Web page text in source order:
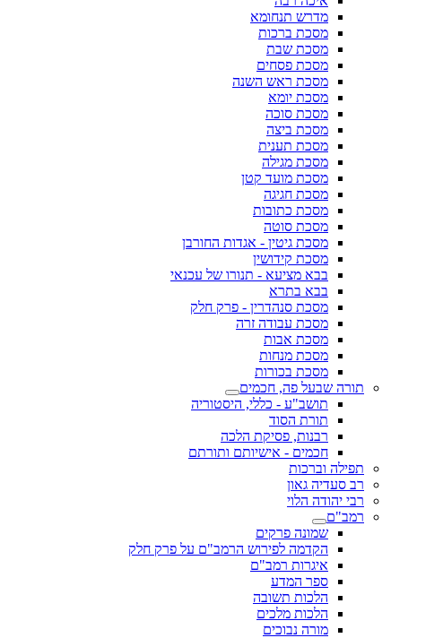
מדרש תנחומא
מסכת ברכות
מסכת שבת
מסכת פסחים
מסכת ראש השנה
מסכת יומא
מסכת סוכה
מסכת ביצה
מסכת תענית
מסכת מגילה
מסכת מועד קטן
מסכת חגיגה
מסכת כתובות
מסכת סוטה
מסכת גיטין - אגדות החורבן
מסכת קידושין
בבא מציעא - תנורו של עכנאי
בבא בתרא
מסכת סנהדרין - פרק חלק
מסכת עבודה זרה
מסכת אבות
מסכת מנחות
מסכת בכורות
תורה שבעל פה, חכמים
תושב"ע - כללי, היסטוריה
תורת הסוד
רבנות, פסיקת הלכה
חכמים - אישיותם ותורתם
תפילה וברכות
רב סעדיה גאון
רבי יהודה הלוי
רמב"ם
שמונה פרקים
הקדמה לפירוש הרמב"ם על פרק חלק
איגרות רמב"ם
ספר המדע
הלכות תשובה
הלכות מלכים
מורה נבוכים